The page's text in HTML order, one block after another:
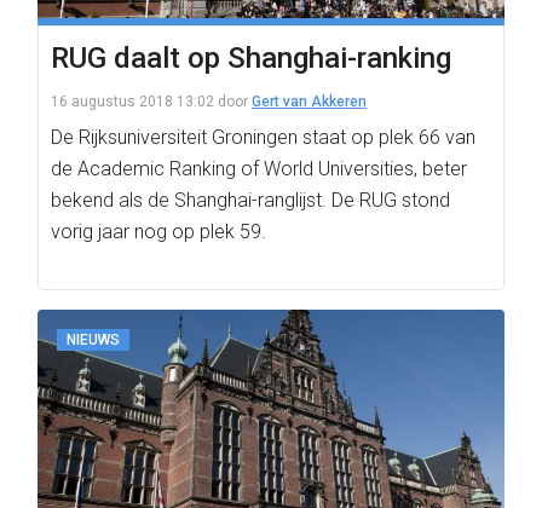
RUG daalt op Shanghai-ranking
16 augustus 2018 13:02 door Gert van Akkeren
De Rijksuniversiteit Groningen staat op plek 66 van
de Academic Ranking of World Universities, beter
bekend als de Shanghai-ranglijst. De RUG stond
vorig jaar nog op plek 59.
NIEUWS